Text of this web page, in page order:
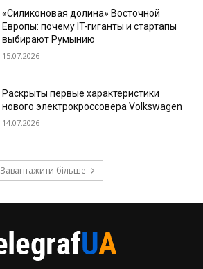
«Силиконовая долина» Восточной
Европы: почему IT-гиганты и стартапы
выбирают Румынию
15.07.2026
Раскрыты первые характеристики
нового электрокроссовера Volkswagen
14.07.2026
Завантажити більше